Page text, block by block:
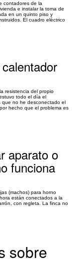
contadores de la
e instalar la toma de
en un quinto piso y
El cuadro eléctrico
resistencia del propio
todo el día el
que no he desconectado el
hecho que el problema es
aparato o
funciona
(machos) para horno
están conectados a la
con regleta. La finca no
sobre